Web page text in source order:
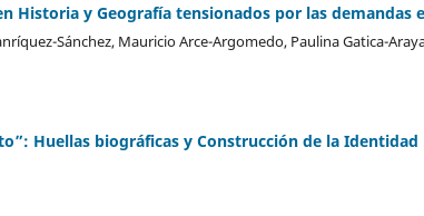
Historia y Geografía tensionados por las demandas
Sánchez, Mauricio Arce-Argomedo, Paulina Gatica-
Huellas biográficas y Construcción de la